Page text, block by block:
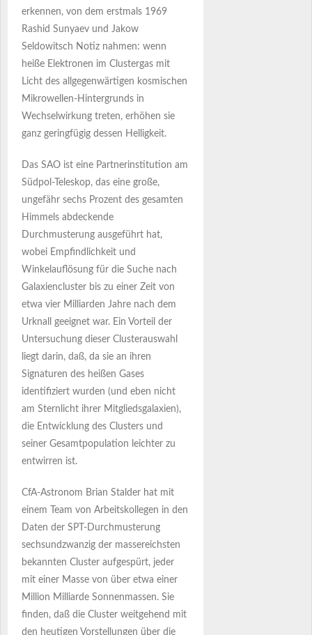
erkennen, von dem erstmals 1969
Rashid Sunyaev und Jakow
Seldowitsch Notiz nahmen: wenn
heiße Elektronen im Clustergas mit
Licht des allgegenwärtigen kosmischen
Mikrowellen-Hintergrunds in
Wechselwirkung treten, erhöhen sie
ganz geringfügig dessen Helligkeit.
Das SAO ist eine Partnerinstitution am
Südpol-Teleskop, das eine große,
ungefähr sechs Prozent des gesamten
Himmels abdeckende
Durchmusterung ausgeführt hat,
wobei Empfindlichkeit und
Winkelauflösung für die Suche nach
Galaxiencluster bis zu einer Zeit von
etwa vier Milliarden Jahre nach dem
Urknall geeignet war. Ein Vorteil der
Untersuchung dieser Clusterauswahl
liegt darin, daß, da sie an ihren
Signaturen des heißen Gases
identifiziert wurden (und eben nicht
am Sternlicht ihrer Mitgliedsgalaxien),
die Entwicklung des Clusters und
seiner Gesamtpopulation leichter zu
entwirren ist.
CfA-Astronom Brian Stalder hat mit
einem Team von Arbeitskollegen in den
Daten der SPT-Durchmusterung
sechsundzwanzig der massereichsten
bekannten Cluster aufgespürt, jeder
mit einer Masse von über etwa einer
Million Milliarde Sonnenmassen. Sie
finden, daß die Cluster weitgehend mit
den heutigen Vorstellungen über die